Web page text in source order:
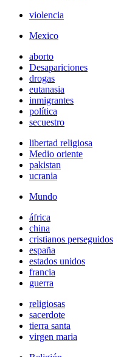
violencia
Mexico
aborto
Desapariciones
drogas
eutanasia
inmigrantes
política
secuestro
libertad religiosa
Medio oriente
pakistan
ucrania
Mundo
áfrica
china
cristianos perseguidos
españa
estados unidos
francia
guerra
religiosas
sacerdote
tierra santa
virgen maria